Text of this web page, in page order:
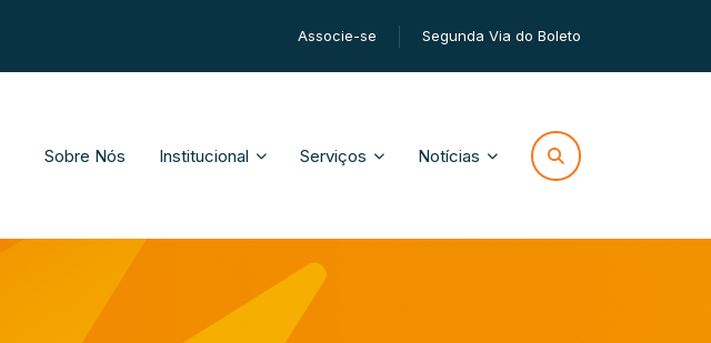
Associe-se Segunda Via do Boleto
Sobre Nós Institucional Serviços Notícias